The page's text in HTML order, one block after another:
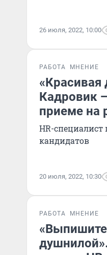
26 июля, 2022, 10:00
РАБОТА МНЕНИЕ
Кадровик
приеме на
HR-специалист
кандидатов
20 июля, 2022, 10:30
РАБОТА МНЕНИЕ
«Выпишите